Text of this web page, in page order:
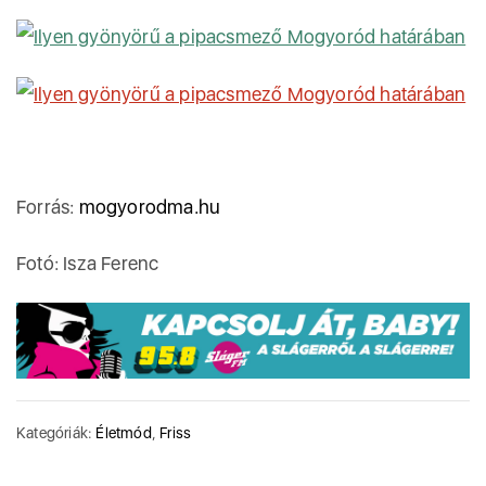
Forrás: mogyorodma.hu
Fotó: Isza Ferenc
Kategóriák: Életmód Friss